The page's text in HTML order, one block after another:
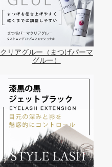
クリアグルー（まつげパーマ
グルー）